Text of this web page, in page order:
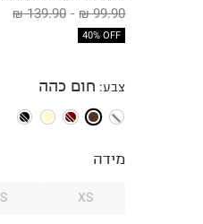
99.90 ₪
-
139.90 ₪
40% OFF
צבע: חום כהה
מידה
XS
S